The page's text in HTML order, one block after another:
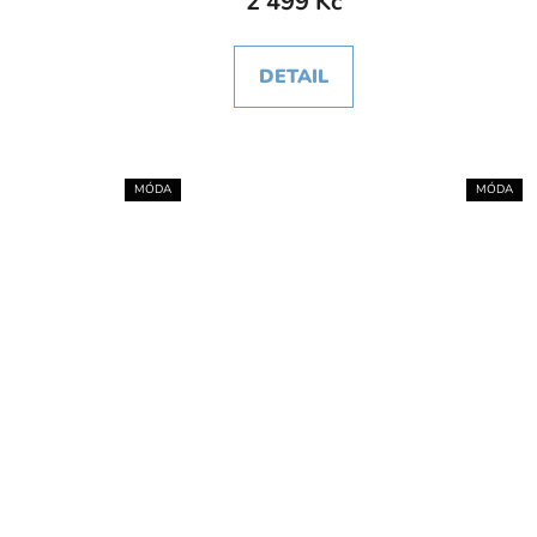
DETAIL
MÓDA MÓDA